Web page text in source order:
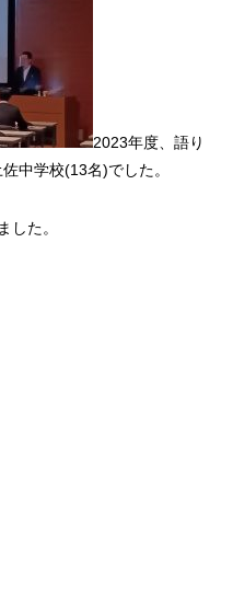
2023年度、語り
中学校(13名)でした。
した。